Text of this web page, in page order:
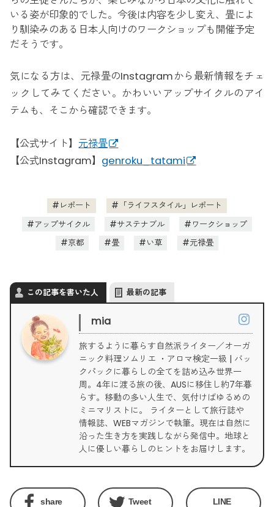
いる姿が印象的でした。今後は内容を少し変え、畳によ
り馴染みのある日本人向けのワークショップも開催予定
だそうです。
気になる方は、元禄畳のInstagramから最新情報をチェ
ックしてみてください。かわいいアップサイクルのアイ
テムも、そこから確認できます。
【公式サイト】元禄畳
【公式Instagram】 genroku_tatami
レポート
「ライフスタイル」レポート
アップサイクル
サステナブル
ワークショップ
京都
畳 い草 元禄畳
この記事を書いた人 最新の記事
mia
旅するように暮らす自然派ライター／オーガ
ニック料理ソムリエ ・アロマ検定一級 | バッ
クパックに暮らしの全てを詰め込み世界一
周。4年に渡る旅の後、AUSに移住し約7年暮
らす。移動の多い人生で、気付けばゆるめの
ミニマリストに。 ライターとして旅行誌や
情報誌、WEBマガジンで執筆。現在は自然に
沿った生き方を実践しながら発信中。地球と
人に優しい暮らしのヒントをお届けします。
share Tweet LINE